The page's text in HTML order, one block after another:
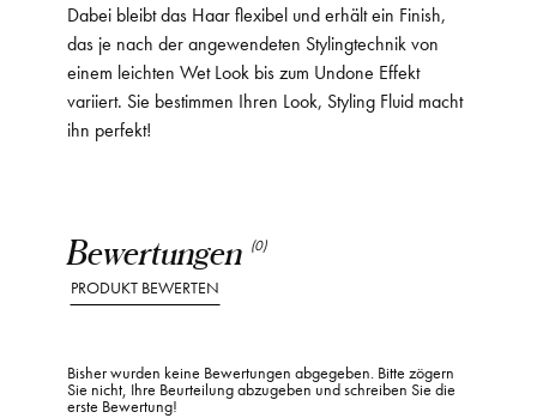
Bewertungen (0)
PRODUKT BEWERTEN
Bisher wurden keine Bewertungen abgegeben. Bitte zögern
Sie nicht, Ihre Beurteilung abzugeben und schreiben Sie die
erste Bewertung!
Dabei bleibt das Haar flexibel und erhält ein Finish,
das je nach der angewendeten Stylingtechnik von
einem leichten Wet Look bis zum Undone Effekt
variiert. Sie bestimmen Ihren Look, Styling Fluid macht
ihn perfekt!